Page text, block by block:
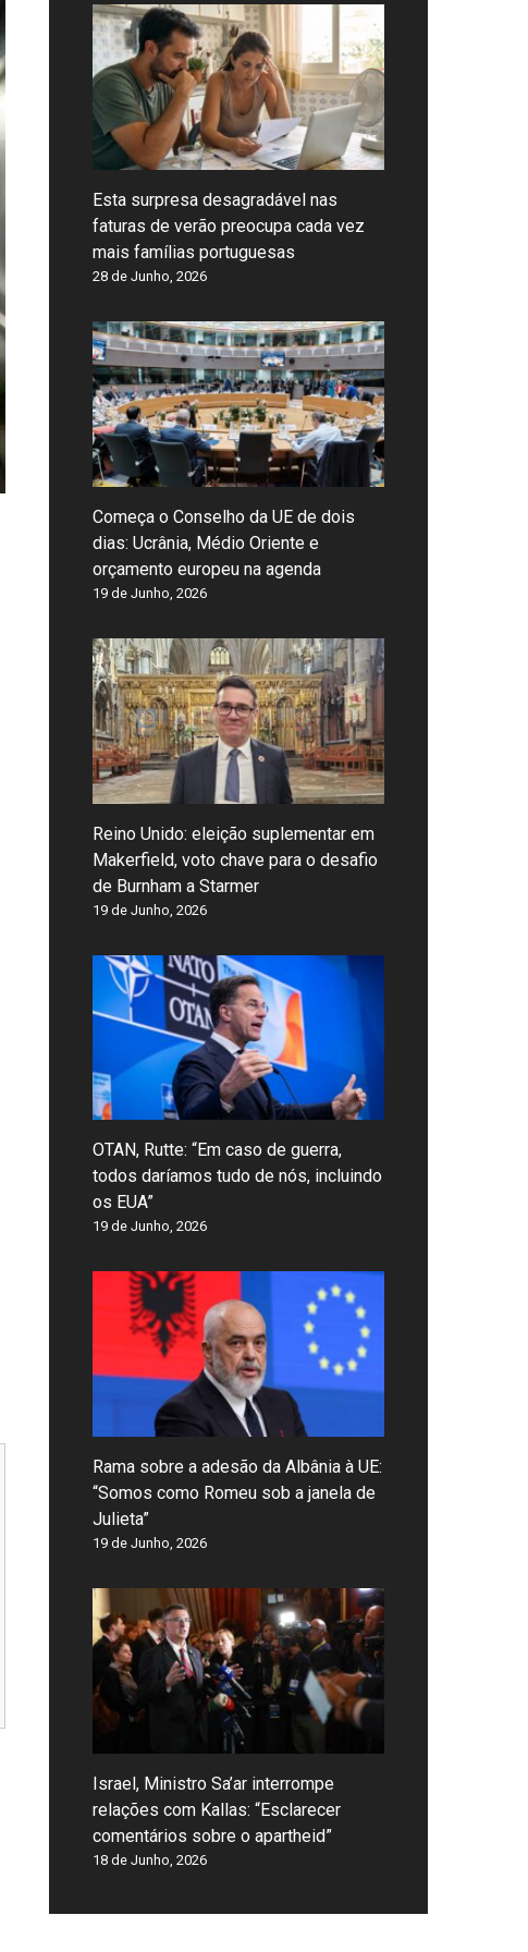
Esta surpresa desagradável nas
faturas de verão preocupa cada vez
mais famílias portuguesas
28 de Junho, 2026
Começa o Conselho da UE de dois
dias: Ucrânia, Médio Oriente e
orçamento europeu na agenda
19 de Junho, 2026
Reino Unido: eleição suplementar em
Makerfield, voto chave para o desafio
de Burnham a Starmer
19 de Junho, 2026
OTAN, Rutte: “Em caso de guerra,
todos daríamos tudo de nós, incluindo
os EUA”
19 de Junho, 2026
Rama sobre a adesão da Albânia à UE:
“Somos como Romeu sob a janela de
Julieta”
19 de Junho, 2026
Israel, Ministro Sa’ar interrompe
relações com Kallas: “Esclarecer
comentários sobre o apartheid”
18 de Junho, 2026